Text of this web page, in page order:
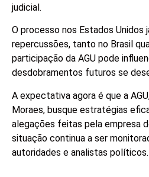
judicial.
O processo nos Estados Unidos
repercussões, tanto no Brasil
participação da AGU pode
desdobramentos futuros se
A expectativa agora é que a
Moraes, busque estratégias
alegações feitas pela empresa
situação continua a ser
autoridades e analistas políticos.